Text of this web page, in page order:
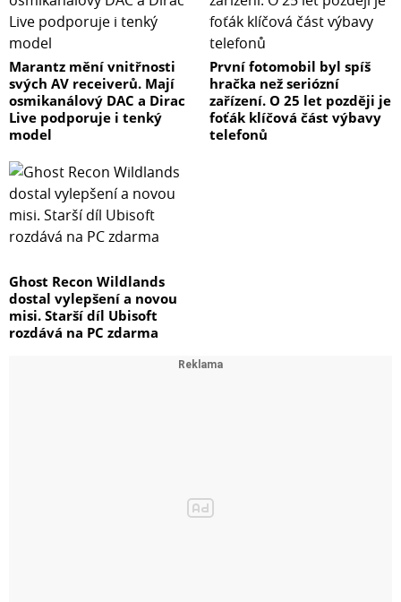
Marantz mění vnitřnosti
svých AV receiverů. Mají
osmikanálový DAC a Dirac
Live podporuje i tenký
model
První fotomobil byl spíš
hračka než seriózní
zařízení. O 25 let později je
foťák klíčová část výbavy
telefonů
Ghost Recon Wildlands
dostal vylepšení a novou
misi. Starší díl Ubisoft
rozdává na PC zdarma